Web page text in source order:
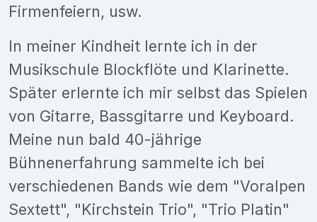
Firmenfeiern, usw.
In meiner Kindheit lernte ich in der
Musikschule Blockflöte und Klarinette.
Später erlernte ich mir selbst das Spielen
von Gitarre, Bassgitarre und Keyboard.
Meine nun bald 40-jährige
Bühnenerfahrung sammelte ich bei
verschiedenen Bands wie dem "Voralpen
Sextett", "Kirchstein Trio", "Trio Platin"